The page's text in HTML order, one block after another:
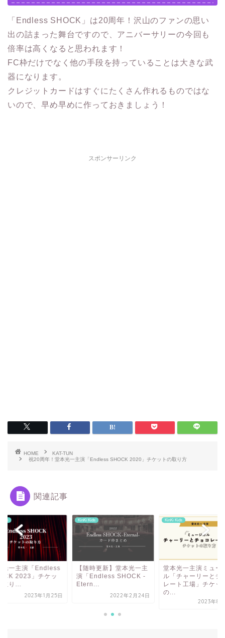
「Endless SHOCK」は20周年！沢山のファンの思い
出の詰まった舞台ですので、アニバーサリーの今回も
倍率は高くなると思われます！
FC枠だけでなく他の手段を持っていることは大きな武
器になります。
クレジットカードはすぐにたくさん作れるものではな
いので、早め早めに作っておきましょう！
スポンサーリンク
HOME
KAT-TUN
祝20周年！堂本光一主演「Endless SHOCK 2020」チケットの取り方
関連記事
Kids
光一主演「Endless
2023」チケッ
取り...
2023年1月25日
KinKi Kids
【随時更新】堂本光一主
演「Endless SHOCK -
Etern...
2022年2月24日
KinKi Kids
堂本光一主演ミュー
ル「チャーリーとチ
レート工場」チケッ
の...
2023年8